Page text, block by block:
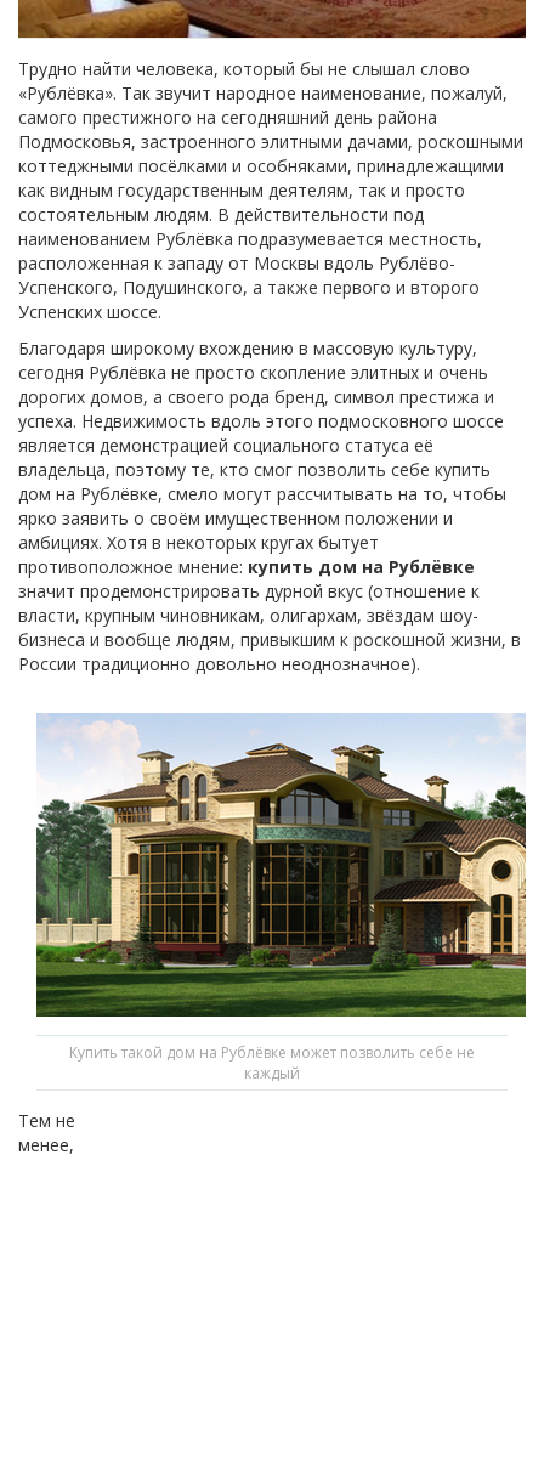
Трудно найти человека, который бы не слышал слово
«Рублёвка». Так звучит народное наименование, пожалуй,
самого престижного на сегодняшний день района
Подмосковья, застроенного элитными дачами, роскошными
коттеджными посёлками и особняками, принадлежащими
как видным государственным деятелям, так и просто
состоятельным людям. В действительности под
наименованием Рублёвка подразумевается местность,
расположенная к западу от Москвы вдоль Рублёво-
Успенского, Подушинского, а также первого и второго
Успенских шоссе.
Благодаря широкому вхождению в массовую культуру,
сегодня Рублёвка не просто скопление элитных и очень
дорогих домов, а своего рода бренд, символ престижа и
успеха. Недвижимость вдоль этого подмосковного шоссе
является демонстрацией социального статуса её
владельца, поэтому те, кто смог позволить себе купить
дом на Рублёвке, смело могут рассчитывать на то, чтобы
ярко заявить о своём имущественном положении и
амбициях. Хотя в некоторых кругах бытует
противоположное мнение: купить дом на Рублёвке
значит продемонстрировать дурной вкус (отношение к
власти, крупным чиновникам, олигархам, звёздам шоу-
бизнеса и вообще людям, привыкшим к роскошной жизни, в
России традиционно довольно неоднозначное).
Купить такой дом на Рублёвке может позволить себе не
каждый
Тем не
менее,